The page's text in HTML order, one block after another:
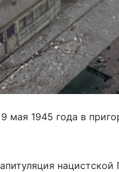
9 мая 1945 года в